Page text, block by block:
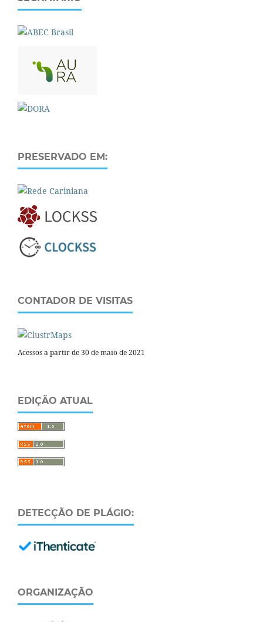
PRESERVADO EM:
CONTADOR DE VISITAS
Acessos a partir de 30 de maio de 2021
EDIÇÃO ATUAL
DETECÇÃO DE PLÁGIO:
ORGANIZAÇÃO